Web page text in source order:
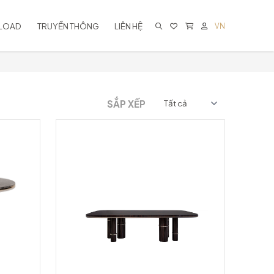
TRUYỀN THÔNG LIÊN HỆ VN
SẮP XẾP